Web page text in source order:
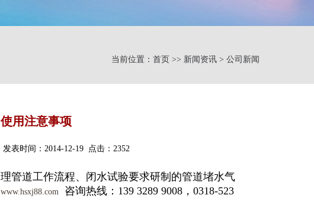
当前位置：首页 >> 新闻资讯 > 公司新闻
用注意事项
表时间：2014-12-19 点击：2352
管道工作流程、闭水试验要求研制的管道堵水气
www.hsxj88.com
咨询热线：139 3289 9008，0318-523